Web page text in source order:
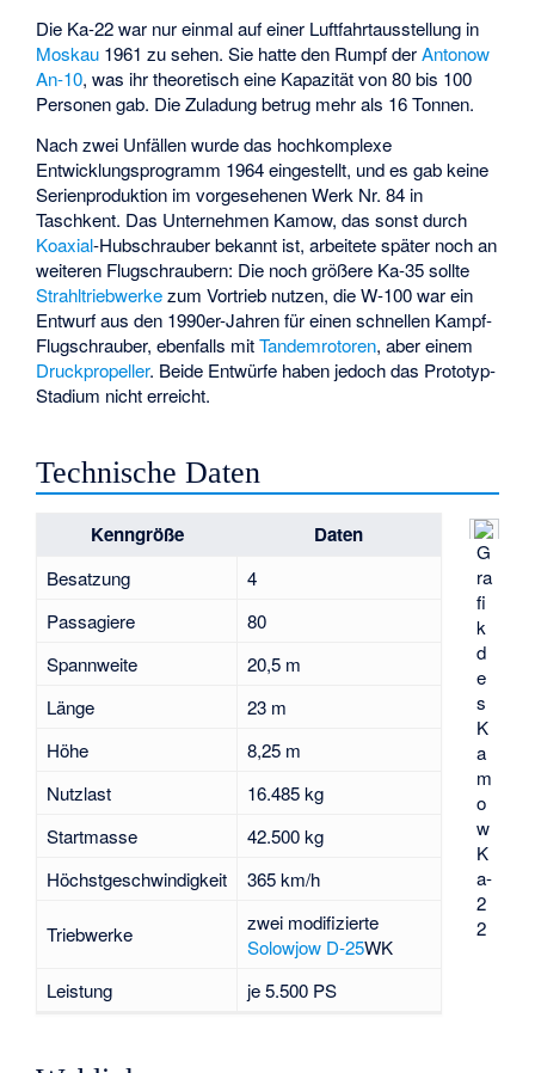
Die Ka-22 war nur einmal auf einer Luftfahrtausstellung in
Moskau 1961 zu sehen. Sie hatte den Rumpf derAntonow
An-10, was ihr theoretisch eine Kapazität von 80 bis 100
Personen gab. Die Zuladung betrug mehr als 16 Tonnen.
Nach zwei Unfällen wurde das hochkomplexe
Entwicklungsprogramm 1964 eingestellt, und es gab keine
Serienproduktion im vorgesehenen Werk Nr. 84 in
Taschkent. Das Unternehmen Kamow, das sonst durch
Koaxial-Hubschrauber bekannt ist, arbeitete später noch an
weiteren Flugschraubern: Die noch größere Ka-35 sollte
Strahltriebwerkezum Vortrieb nutzen, die W-100 war ein
Entwurf aus den 1990er-Jahren für einen schnellen Kampf-
Flugschrauber, ebenfalls mitTandemrotoren, aber einem
Druckpropeller. Beide Entwürfe haben jedoch das Prototyp-
Stadium nicht erreicht.
Technische Daten
G
ra
fi
k
d
e
s
K
a
m
o
w
K
a-
2
2
Kenngröße Daten
Besatzung
4
Passagiere
80
Spannweite
20,5 m
Länge
23 m
Höhe
8,25 m
Nutzlast
16.485 kg
Startmasse
42.500 kg
Höchstgeschwindigkeit
365 km/h
Triebwerke
zwei modifizierte
Solowjow D-25WK
Leistung
je 5.500 PS